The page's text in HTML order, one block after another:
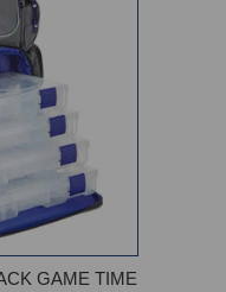
GAME TIME